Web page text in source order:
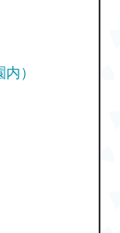
）